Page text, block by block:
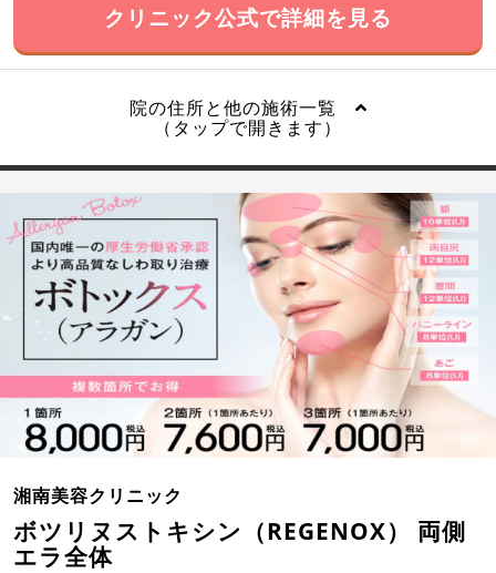
クリニック公式で詳細を見る
院の住所と他の施術一覧
（タップで開きます）
湘南美容クリニック
ボツリヌストキシン（REGENOX） 両側
エラ全体